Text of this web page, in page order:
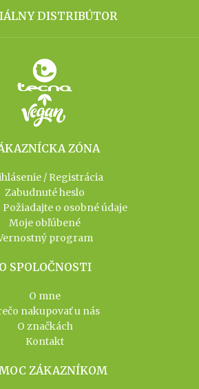
DISTRIBÚTOR
ZÓNA
/ Registrácia
Zabudnuté heslo
Požiadajte o osobné údaje
Moje obľúbené
program
O SPOLOČNOSTI
O mne
nakupovať u nás
O značkách
Kontakt
ZÁKAZNÍKOM